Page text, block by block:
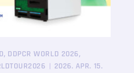
, DDPCR WORLD 2026,
2026. APR. 15.